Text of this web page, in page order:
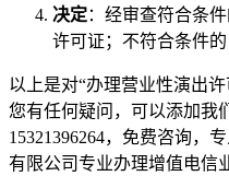
决定：经审查符合条
许可证；不符合条件
以上是对“办理营业性演出
您有任何疑问，可以添加我
15321396264，免费咨询，
有限公司专业办理增值电信